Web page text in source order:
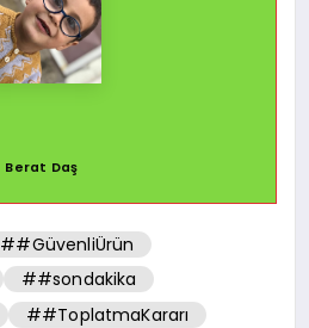
Berat Daş
##GüvenliÜrün
##sondakika
##ToplatmaKararı